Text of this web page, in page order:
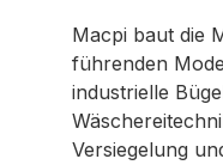
Macpi baut die
führenden
industrielle
Versiegelung